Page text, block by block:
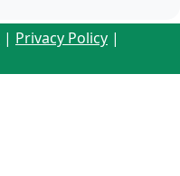
| Privacy Policy |